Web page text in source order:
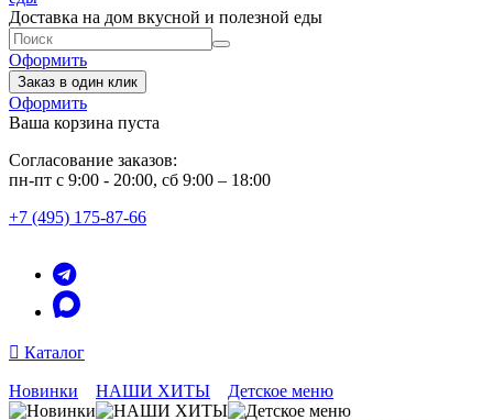
Доставка на дом вкусной и полезной еды
Оформить
Заказ в один клик
Оформить
Ваша корзина пуста
Согласование заказов:
пн-пт с 9:00 - 20:00, сб 9:00 – 18:00
+7 (495) 175-87-66
Каталог
Новинки НАШИ ХИТЫ Детское меню